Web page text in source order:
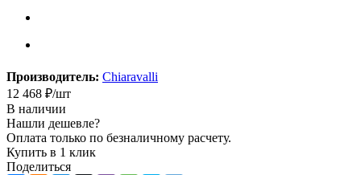
Производитель: Chiaravalli
12 468 ₽/шт
В наличии
Нашли дешевле?
Оплата только по безналичному расчету.
Купить в 1 клик
Поделиться